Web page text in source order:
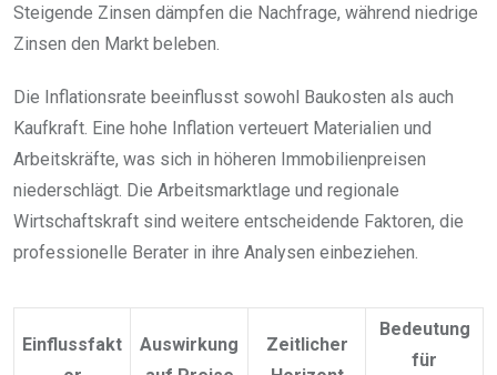
Steigende Zinsen dämpfen die Nachfrage, während niedrige
Zinsen den Markt beleben.
Die Inflationsrate beeinflusst sowohl Baukosten als auch
Kaufkraft. Eine hohe Inflation verteuert Materialien und
Arbeitskräfte, was sich in höheren Immobilienpreisen
niederschlägt. Die Arbeitsmarktlage und regionale
Wirtschaftskraft sind weitere entscheidende Faktoren, die
professionelle Berater in ihre Analysen einbeziehen.
Einflussfakt
Auswirkung
Zeitlicher
Bedeutung
für